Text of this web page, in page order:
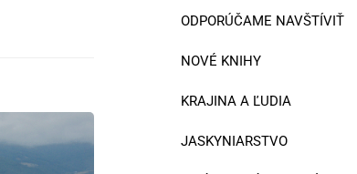
ODPORÚČAME NAVŠTÍVIŤ
NOVÉ KNIHY
KRAJINA A ĽUDIA
JASKYNIARSTVO